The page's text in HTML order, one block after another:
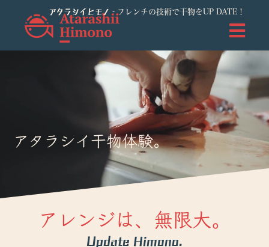
アタラシイヒモノ - フレンチの技術で干物をUP DATE！
アタラシイ干物体験。
アレンジは、無限大。
Update Himono.